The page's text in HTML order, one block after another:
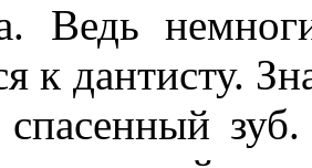
Ведь
к дантисту.